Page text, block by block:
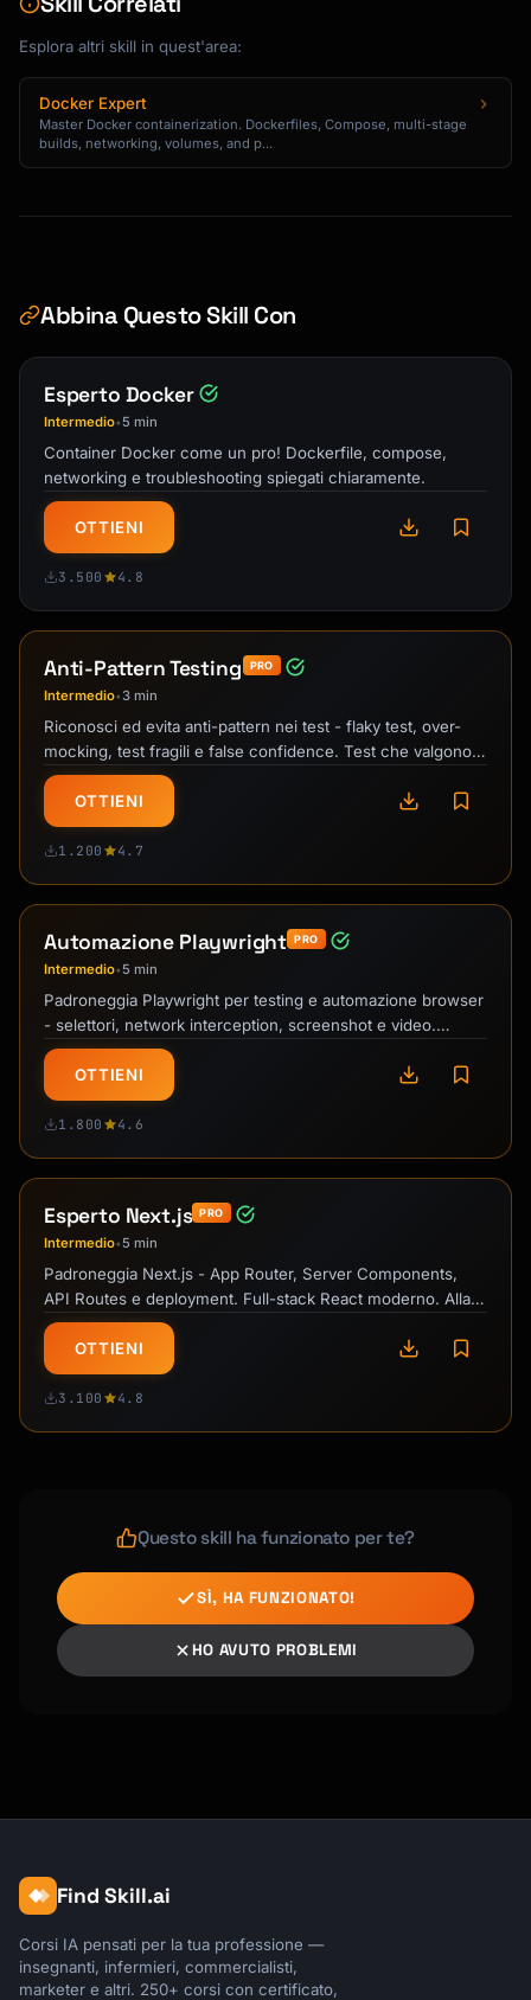
            docker compose up -d
## Google Cloud Platform
### Cloud Run
```bash
gcloud builds submit --tag
  --platform managed \
```
### Cloud Run with YAML
```yaml
# service.yaml
apiVersion: serving.knative.dev/v1
kind: Service
metadata:
spec:
  template:
        - image: gcr.io/PROJECT/SERVICE
          resources:
              memory: 512Mi
              cpu: "1"
            - name: DATABASE_URL
                secretKeyRef:
                  name: db-secret
                  key: url
```
### App Engine
```yaml
# app.yaml
runtime: nodejs20
instance_class: F2
env_variables:
automatic_scaling:
```
## CI/CD Best Practices
    strategy:
      matrix:
        node: [18, 20]
        os: [ubuntu-latest, macos-latest]
### Environment Promotion
```yaml
deploy-staging:
  environment: staging
Esplora altri skill in quest'area:
Docker Expert
Master Docker containerization. Dockerfiles, Compose, multi-stage
builds, networking, volumes, and p...
Abbina Questo Skill Con
Esperto Docker
Intermedio•5 min
Container Docker come un pro! Dockerfile, compose,
networking e troubleshooting spiegati chiaramente.
OTTIENI
3.500 4.8
Anti-Pattern Testing PRO
Intermedio•3 min
Riconosci ed evita anti-pattern nei test - flaky test, over-
mocking, test fragili e false confidence. Test che valgono.
Fantastico per …
OTTIENI
1.200 4.7
Automazione Playwright PRO
Intermedio•5 min
Padroneggia Playwright per testing e automazione browser
- selettori, network interception, screenshot e video.
Spacca i test E2E!
OTTIENI
1.800 4.6
Esperto Next.js PRO
Intermedio•5 min
Padroneggia Next.js - App Router, Server Components,
API Routes e deployment. Full-stack React moderno. Alla
grande per web app!
OTTIENI
3.100 4.8
Questo skill ha funzionato per te?
SÌ, HA FUNZIONATO!
HO AVUTO PROBLEMI
Find Skill.ai
Corsi IA pensati per la tua professione —
insegnanti, infermieri, commercialisti,
marketer e altri. 250+ corsi con certificato,